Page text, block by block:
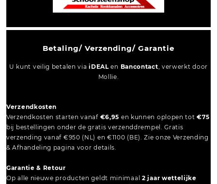
Betaling/ Verzending/ Garantie
U kunt veilig betalen viaiDEALen Bancontact, verwerkt door
Mollie.
Verzendkosten
Verzendkosten starten vanaf €6,95 en kunnen oplopen tot€75
bij bestellingen onder de gratis verzenddrempel. Gratis
verzending vanaf €950 (NL) en €1100 (BE). Zie onze Verzending
& Afhandeling pagina voor details.
Garantie & Retour
Op alle nieuwe producten geldt minimaal 2 jaar wettelijke